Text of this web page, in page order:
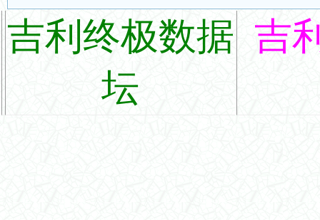
吉利终极数据
坛
吉